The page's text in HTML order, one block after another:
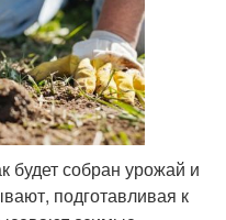
будет собран урожай и
подготавливая к